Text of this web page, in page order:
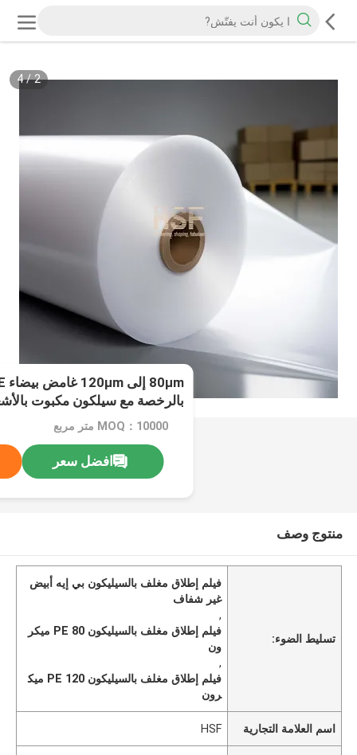
2
/
4
بالرخصة مع سيلكون مكبوت
للتغليف الوقائي
MOQ：10000 متر مربع
افضل سعر
منتوج وصف
تسليط الضوء:
فيلم إطلاق مغلف بالسيليكون بي إيه أبيض
غير شفاف
,
فيلم إطلاق مغلف بالسيليكون PE 80 ميكر
ون
,
فيلم إطلاق مغلف بالسيليكون PE 120 ميك
رون
اسم العلامة التجارية HSF